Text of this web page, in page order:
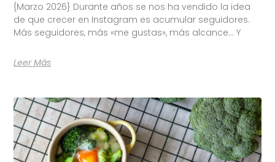
{Marzo 2026} Durante años se nos ha vendido la idea
de que crecer en Instagram es acumular seguidores.
Más seguidores, más «me gustas», más alcance… Y
Leer Más